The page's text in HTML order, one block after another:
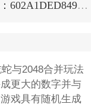
MD5：602A1DED8496676CF73C0427F4F7A86B
与2048合并玩法
更大的数字并与
戏具有随机生成